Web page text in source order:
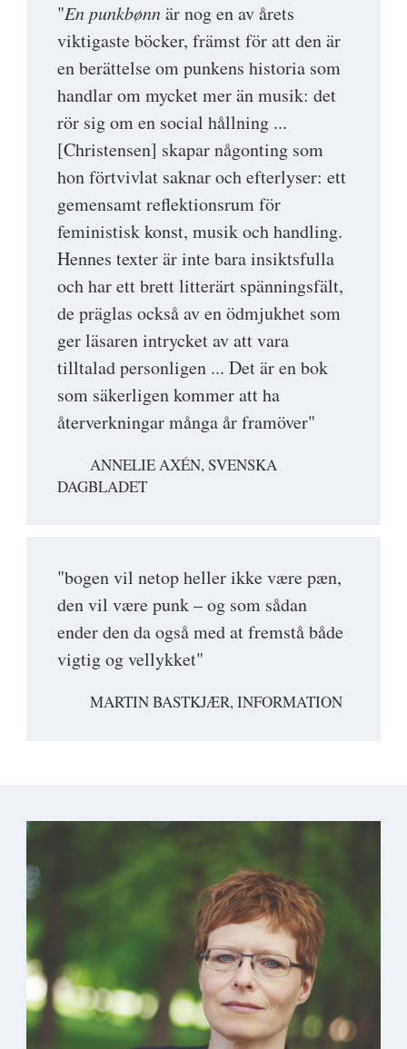
"En punkbønnär nog en av årets
viktigaste böcker, främst för att den är
en berättelse om punkens historia som
handlar om mycket mer än musik: det
rör sig om en social hållning ...
[Christensen] skapar någonting som
hon förtvivlat saknar och efterlyser: ett
gemensamt reflektionsrum för
feministisk konst, musik och handling.
Hennes texter är inte bara insiktsfulla
och har ett brett litterärt spänningsfält,
de präglas också av en ödmjukhet som
ger läsaren intrycket av att vara
tilltalad personligen ... Det är en bok
som säkerligen kommer att ha
återverkningar många år framöver"
ANNELIE AXÉN, SVENSKA
DAGBLADET
"bogen vil netop heller ikke være pæn,
den vil være punk – og som sådan
ender den da også med at fremstå både
vigtig og vellykket"
MARTIN BASTKJÆR, INFORMATION